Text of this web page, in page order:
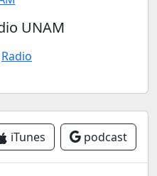
UNAM
Radio
iTunes podcast